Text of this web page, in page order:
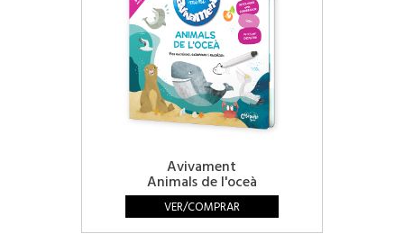
Avivament
Animals de l'oceà
VER/COMPRAR